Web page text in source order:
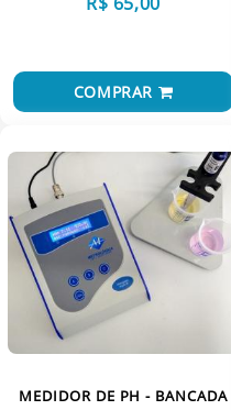
VISCOSÍMETROS
VISCOSÍMETROS
COMPRAR
MEDIDOR DE PH - BANCADA